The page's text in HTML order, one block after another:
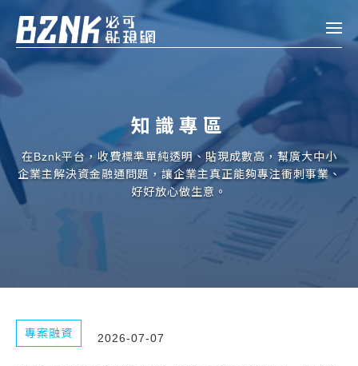
Bznk 必可貼現網
申貸
企業融資
房屋副擔保融資
註冊 登入
知識專區
在Bznk平台，收費標準單純透明、貼現成數高，幫廣大中小
企業主解決資金融通問題，讓企業主真正能夠專注衝刺事業、
好好放心做生意。
專案融資 2026-07-07